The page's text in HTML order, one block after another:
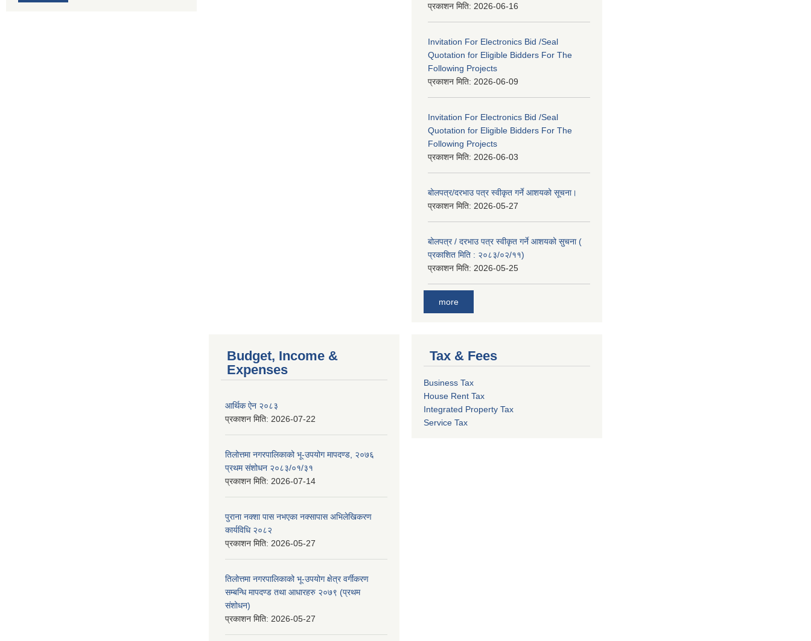
प्रकाशन मिति: 2026-06-16
Invitation For Electronics Bid /Seal
Quotation for Eligible Bidders For The
Following Projects
प्रकाशन मिति: 2026-06-09
Invitation For Electronics Bid /Seal
Quotation for Eligible Bidders For The
Following Projects
प्रकाशन मिति: 2026-06-03
बोलपत्र/दरभाउ पत्र स्वीकृत गर्ने आशयको सूचना।
प्रकाशन मिति: 2026-05-27
बोलपत्र / दरभाउ पत्र स्वीकृत गर्ने आशयको सुचना (
प्रकाशित मिति : २०८३/०२/११)
प्रकाशन मिति: 2026-05-25
more
Budget, Income &
Expenses
आर्थिक ऐन २०८३
प्रकाशन मिति: 2026-07-22
तिलोत्तमा नगरपालिकाको भू-उपयोग मापदण्ड, २०७६
प्रथम संशोधन २०८३/०१/३१
प्रकाशन मिति: 2026-07-14
पुराना नक्शा पास नभएका नक्सापास अभिलेखिकरण
कार्यविधि २०८२
प्रकाशन मिति: 2026-05-27
तिलोत्तमा नगरपालिकाको भू-उपयोग क्षेत्र वर्गीकरण
सम्बन्धि मापदण्ड तथा आधारहरु २०७९ (प्रथम
संशोधन)
प्रकाशन मिति: 2026-05-27
Tax & Fees
Business Tax
House Rent Tax
Integrated Property Tax
Service Tax